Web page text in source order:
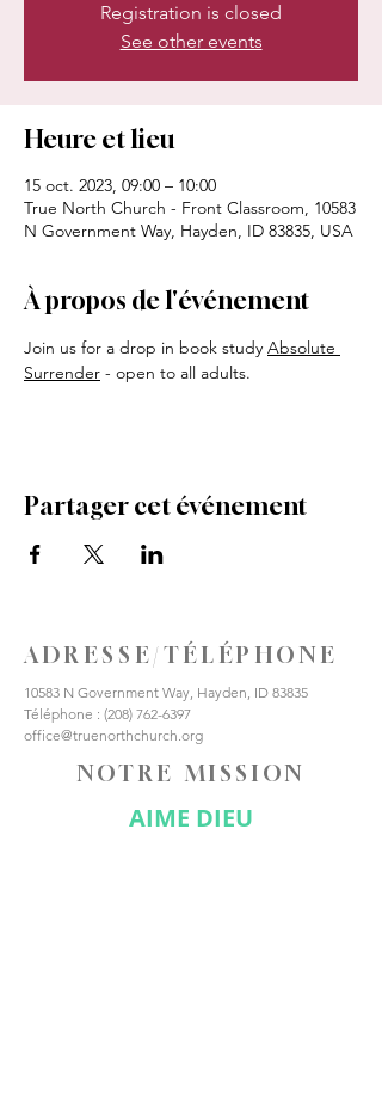
Registration is closed
See other events
Heure et lieu
15 oct. 2023, 09:00 – 10:00
True North Church - Front Classroom, 10583
N Government Way, Hayden, ID 83835, USA
À propos de l'événement
Join us for a drop in book study Absolute
Surrender - open to all adults.
Partager cet événement
ADRESSE/TÉLÉPHONE
10583 N Government Way, Hayden, ID 83835
Téléphone : (208) 762-6397
office@truenorthchurch.org
NOTRE MISSION
AIME DIEU